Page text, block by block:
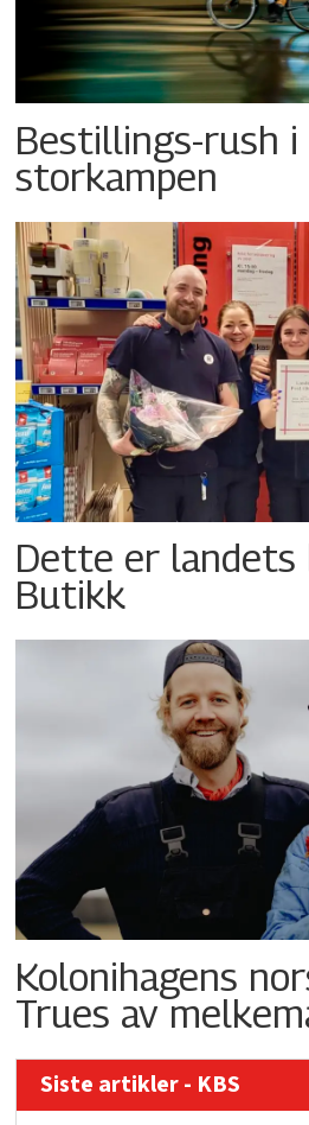
Bestillings-rush
storkampen
Dette er landets
Butikk
Kolonihagens
Trues av
Siste artikler - KBS